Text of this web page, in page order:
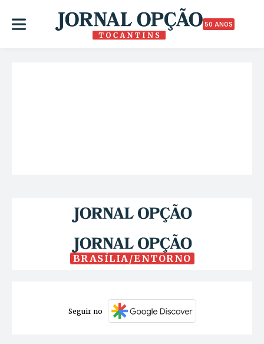
50 ANOS
BRASÍLIA/ENTORNO
Seguir no